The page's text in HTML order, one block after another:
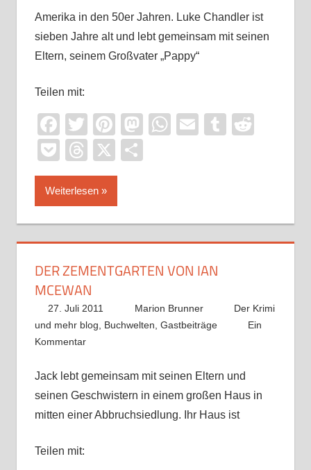
Amerika in den 50er Jahren. Luke Chandler ist
sieben Jahre alt und lebt gemeinsam mit seinen
Eltern, seinem Großvater „Pappy“
Teilen mit:
Facebook
TwitterPinterest
Mastodon
WhatsApp
EmailTumblr
PocketThreads
X
Weiterlesen
DER ZEMENTGARTEN VON IAN
MCEWAN
27. Juli 2011 Marion Brunner
Der Krimi
und mehr blog, Buchwelten, Gastbeiträge
Ein
Kommentar
Jack lebt gemeinsam mit seinen Eltern und
seinen Geschwistern in einem großen Haus in
mitten einer Abbruchsiedlung. Ihr Haus ist
Teilen mit: